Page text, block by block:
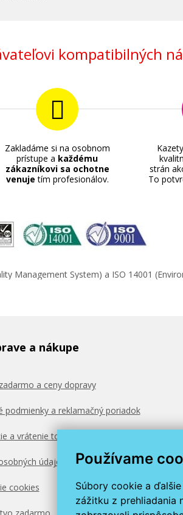
Používame
Súbory cookie a
zážitku z prehliadania
kompatibilných
Zakladáme si na osobnom
prístupe a každému
zákazníkovi sa ochotne
venuje tím profesionálov.
strán
To
Management System) a ISO 14001
a nákupe
a ceny dopravy
podmienky a reklamačný poriadok
a vrátenie tovaru
údajov
cookies